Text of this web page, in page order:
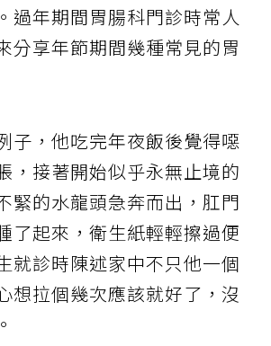
過年期間胃腸科門診時常人
分享年節期間幾種常見的胃
子，他吃完年夜飯後覺得噁
，接著開始似乎永無止境的
緊的水龍頭急奔而出，肛門
了起來，衛生紙輕輕擦過便
就診時陳述家中不只他一個
想拉個幾次應該就好了，沒